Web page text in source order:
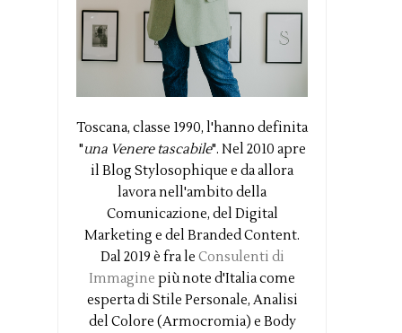
Toscana, classe 1990, l'hanno definita
"una Venere tascabile". Nel 2010 apre
il Blog Stylosophique e da allora
lavora nell'ambito della
Comunicazione, del Digital
Marketing e del Branded Content.
Dal 2019 è fra le Consulenti di
Immagine più note d'Italia come
esperta di Stile Personale, Analisi
del Colore (Armocromia) e Body